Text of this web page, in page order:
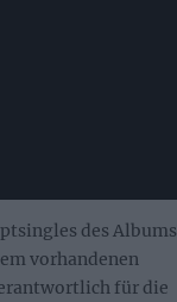
des Albums
vorhandenen
für die